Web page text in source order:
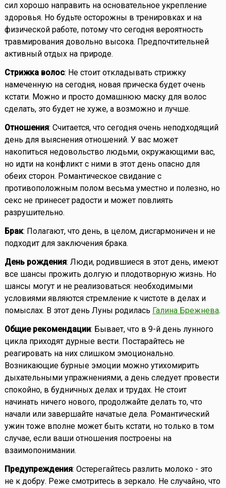
сил хорошо направить на основательное укрепление
здоровья. Но будьте осторожны в тренировках и на
физической работе, потому что сегодня вероятность
травмирования довольно высока. Предпочтительней
активный отдых на природе.
Стрижка волос: Не стоит откладывать стрижку
намеченную на сегодня, новая прическа будет очень
кстати. Можно и просто домашнюю маску для волос
сделать, это будет не хуже, а возможно и лучше.
Отношения: Считается, что сегодня очень неподходящий
день для выяснения отношений. У вас может
накопиться недовольство людьми, окружающими вас,
но идти на конфликт с ними в этот день опасно для
обеих сторон. Романтическое свидание с
противоположным полом весьма уместно и полезно, но
секс не принесет радости и может повлиять
разрушительно.
Брак: Полагают, что день, в целом, дисгармоничен и не
подходит для заключения брака.
День рождения: Люди, родившиеся в этот день, имеют
все шансы прожить долгую и плодотворную жизнь. Но
шансы могут и не реализоваться: необходимыми
условиями являются стремление к чистоте в делах и
помыслах. В этот день Луны родилась Галина Брежнева.
Общие рекомендации: Бывает, что в 9-й день лунного
цикла приходят дурные вести. Постарайтесь не
реагировать на них слишком эмоционально.
Возникающие бурные эмоции можно утихомирить
дыхательными упражнениями, а день следует провести
спокойно, в будничных делах и трудах. Не стоит
начинать ничего нового, продолжайте делать то, что
начали или завершайте начатые дела. Романтический
ужин тоже вполне может быть кстати, но только в том
случае, если ваши отношения построены на
взаимопонимании.
Предупреждения: Остерегайтесь разлить молоко - это
не к добру. Реже смотритесь в зеркало. Не случайно, что